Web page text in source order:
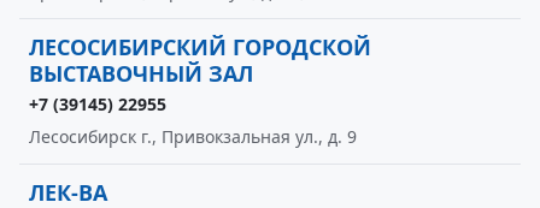
ЛЕСОСИБИРСКИЙ ГОРОДСКОЙ
ВЫСТАВОЧНЫЙ ЗАЛ
+7 (39145) 22955
Лесосибирск г., Привокзальная ул., д. 9
ЛЕК-ВА